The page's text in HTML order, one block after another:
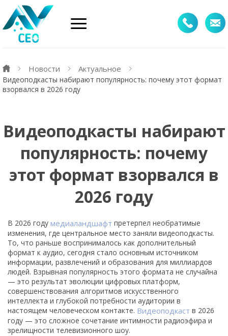
Новости Актуальное
Видеоподкасты набирают популярность: почему этот формат
взорвался в 2026 году
Видеоподкасты набирают
популярность: почему
этот формат взорвался в
2026 году
В 2026 году медиаландшафт претерпел необратимые
изменения, где центральное место заняли видеоподкасты.
То, что раньше воспринималось как дополнительный
формат к аудио, сегодня стало основным источником
информации, развлечений и образования для миллиардов
людей. Взрывная популярность этого формата не случайна
— это результат эволюции цифровых платформ,
совершенствования алгоритмов искусственного
интеллекта и глубокой потребности аудитории в
настоящем человеческом контакте. Видеоподкаст в 2026
году — это сложное сочетание интимности радиоэфира и
зрелищности телевизионного шоу.